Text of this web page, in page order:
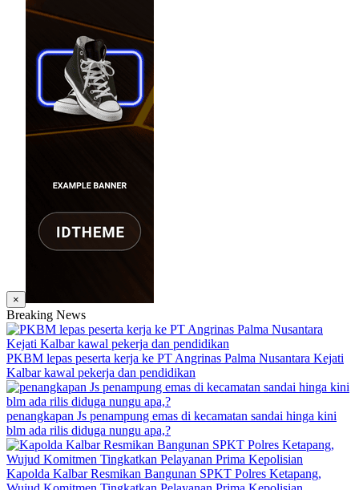
×
Breaking News
PKBM lepas peserta kerja ke PT Angrinas Palma Nusantara Kejati
Kalbar kawal pekerja dan pendidikan
penangkapan Js penampung emas di kecamatan sandai hinga kini
blm ada rilis diduga nungu apa,?
Kapolda Kalbar Resmikan Bangunan SPKT Polres Ketapang,